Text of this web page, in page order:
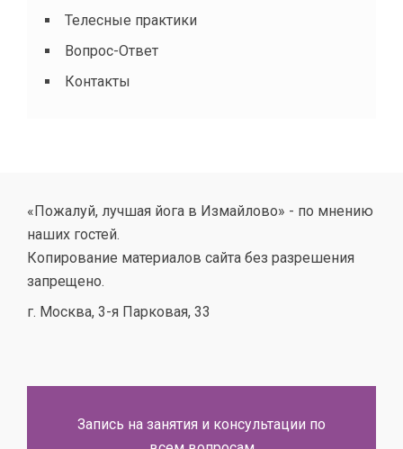
Телесные практики
Вопрос-Ответ
Контакты
«Пожалуй, лучшая йога в Измайлово» - по мнению
наших гостей.
Копирование материалов сайта без разрешения
запрещено.
г. Москва, 3-я Парковая, 33
Запись на занятия и консультации по